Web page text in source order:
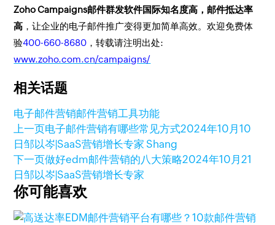
Zoho Campaigns邮件群发软件国际知名度高，邮件抵达率
高 ，让企业的电子邮件推广变得更加简单高效。欢迎免费体
验400-660-8680 ，转载请注明出处:
www.zoho.com.cn/campaigns/
相关话题
电子邮件营销邮件营销工具功能
上一页电子邮件营销有哪些常见方式2024年10月10
日邹以岑|SaaS营销增长专家 Shang
下一页做好edm邮件营销的八大策略2024年10月21
日邹以岑|SaaS营销增长专家
你可能喜欢